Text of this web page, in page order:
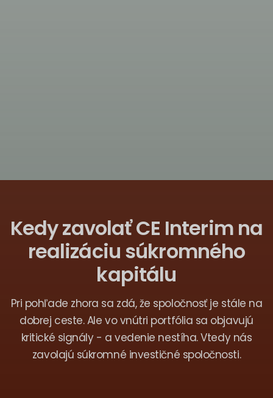
Kedy zavolať CE Interim na
realizáciu súkromného
kapitálu
Pri pohľade zhora sa zdá, že spoločnosť je stále na
dobrej ceste. Ale vo vnútri portfólia sa objavujú
kritické signály - a vedenie nestíha. Vtedy nás
zavolajú súkromné investičné spoločnosti.